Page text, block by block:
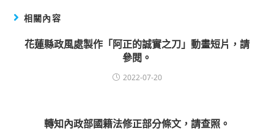
相關內容
花蓮縣政風處製作「阿正的誠實之刀」動畫短片，請
參閱。
2022-07-20
轉知內政部國籍法修正部分條文，請查照。